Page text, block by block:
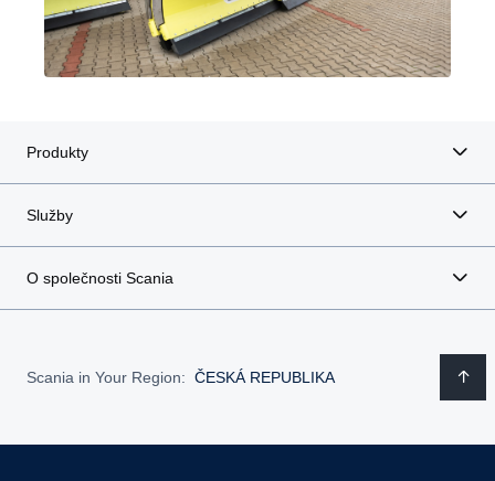
Produkty
Služby
O společnosti Scania
Scania in Your Region: ČESKÁ REPUBLIKA